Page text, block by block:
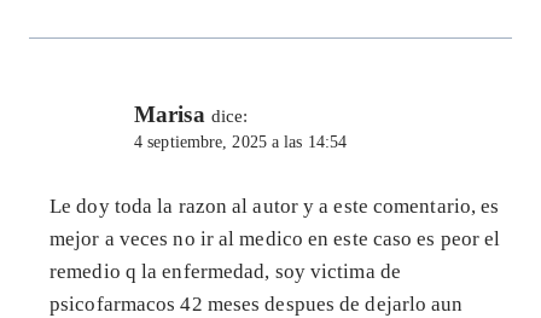
Marisa dice:
4 septiembre, 2025 a las 14:54
Le doy toda la razon al autor y a este comentario, es
mejor a veces no ir al medico en este caso es peor el
remedio q la enfermedad, soy victima de
psicofarmacos 42 meses despues de dejarlo aun